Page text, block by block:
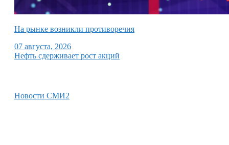
На рынке возникли противоречия
07 августа, 2026
Нефть сдерживает рост акций
Новости СМИ2